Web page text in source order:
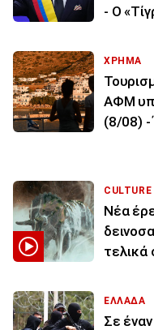
- Ο
ΧΡΗΜΑ
ΑΦΜ
(8/08) -
CULTURE
Νέα
τελικά
ΕΛΛΑΔΑ
Σε